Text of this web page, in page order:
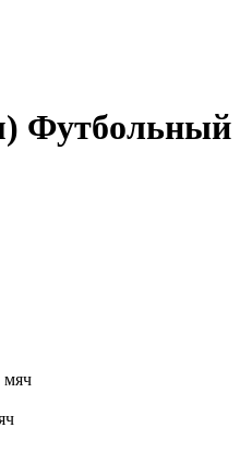
Футбольный